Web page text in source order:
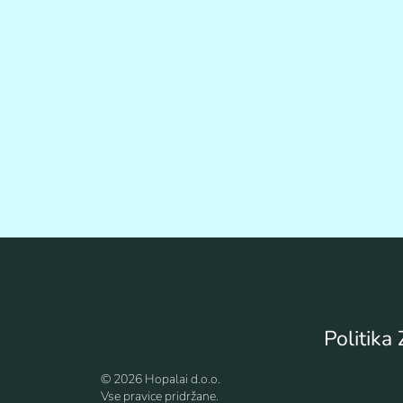
© 2026 Hopalai d.o.o.
Vse pravice pridržane.
Politika